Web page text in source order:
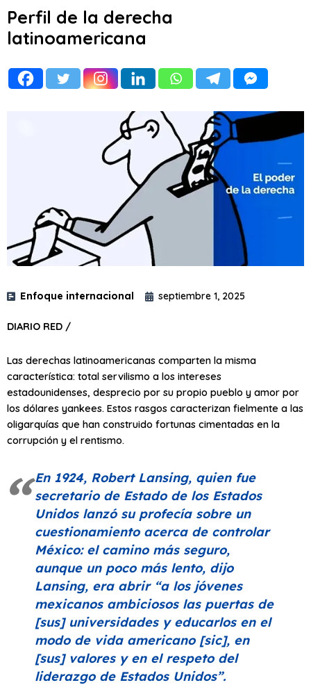
Perfil de la derecha
latinoamericana
Enfoque internacional septiembre 1, 2025
DIARIO RED /
Las derechas latinoamericanas comparten la misma
característica: total servilismo a los intereses
estadounidenses, desprecio por su propio pueblo y amor por
los dólares yankees. Estos rasgos caracterizan fielmente a las
oligarquías que han construido fortunas cimentadas en la
corrupción y el rentismo.
En 1924, Robert Lansing, quien fue
secretario de Estado de los Estados
Unidos lanzó su profecía sobre un
cuestionamiento acerca de controlar
México: el camino más seguro,
aunque un poco más lento, dijo
Lansing, era abrir “a los jóvenes
mexicanos ambiciosos las puertas de
[sus] universidades y educarlos en el
modo de vida americano [sic], en
[sus] valores y en el respeto del
liderazgo de Estados Unidos”.